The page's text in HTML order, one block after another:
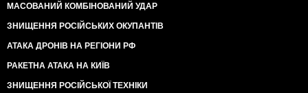
МАСОВАНИЙ КОМБІНОВАНИЙ УДАР
ЗНИЩЕННЯ РОСІЙСЬКИХ ОКУПАНТІВ
АТАКА ДРОНІВ НА РЕГІОНИ РФ
РАКЕТНА АТАКА НА КИЇВ
ЗНИЩЕННЯ РОСІЙСЬКОЇ ТЕХНІКИ